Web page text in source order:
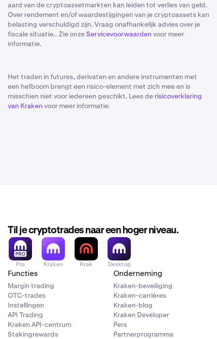
aard van de cryptoassetmarkten kan leiden tot verlies van geld.
Over rendement en/of waardestijgingen van je cryptoassets kan
belasting verschuldigd zijn. Vraag onafhankelijk advies over je
fiscale situatie.. Zie onzeServicevoorwaarden voor meer
informatie.
Het traden in futures, derivaten en andere instrumenten met
een hefboom brengt een risico-element met zich mee en is
misschien niet voor iedereen geschikt. Lees de risicoverklaring
van Kraken voor meer informatie.
Til je cryptotrades naar een hoger niveau.
Pro Kraken Krak Desktop
Functies
Margin trading
OTC-trades
Instellingen
API Trading
Kraken API-centrum
Stakingrewards
Onderneming
Kraken-beveiliging
Kraken-carrières
Kraken-blog
Kraken Developer
Pers
Partnerprogramma